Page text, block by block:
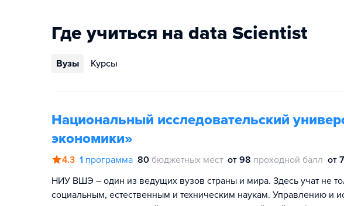
Где учиться на data Scientist
Вузы Курсы
Национальный исследовательский
экономики»
4.3 1 программа 80 бюджетных мест от 98 проходной балл от
НИУ ВШЭ – один из ведущих вузов страны и мира. Здесь учат не
социальным, естественным и техническим наукам. Управлению и